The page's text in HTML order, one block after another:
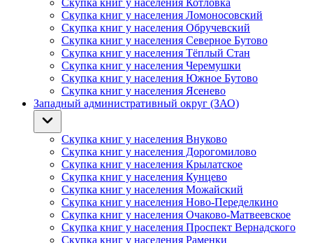
Скупка книг у населения Котловка
Скупка книг у населения Ломоносовский
Скупка книг у населения Обручевский
Скупка книг у населения Северное Бутово
Скупка книг у населения Тёплый Стан
Скупка книг у населения Черемушки
Скупка книг у населения Южное Бутово
Скупка книг у населения Ясенево
Западный административный округ (ЗАО)
Скупка книг у населения Внуково
Скупка книг у населения Дорогомилово
Скупка книг у населения Крылатское
Скупка книг у населения Кунцево
Скупка книг у населения Можайский
Скупка книг у населения Ново-Переделкино
Скупка книг у населения Очаково-Матвеевское
Скупка книг у населения Проспект Вернадского
Скупка книг у населения Раменки